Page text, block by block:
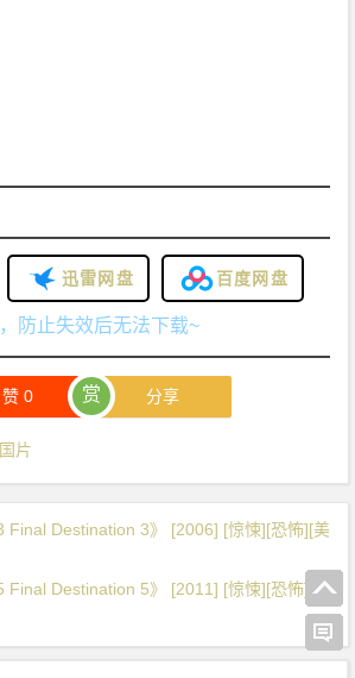
迅雷网盘 百度网盘
防止失效后无法下载~
赞0 赏 分享
片
Final Destination 3》 [2006] [惊悚][恐怖][美
Final Destination 5》 [2011] [惊悚][恐怖][美